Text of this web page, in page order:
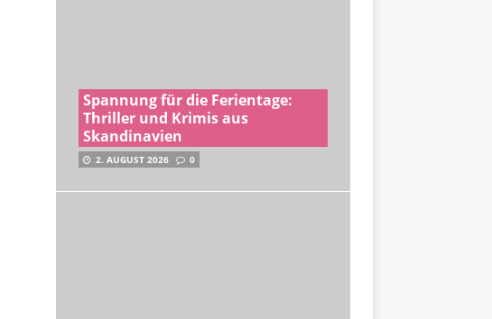
Spannung für die Ferientage:
Thriller und Krimis aus
Skandinavien
2. AUGUST 2026 0